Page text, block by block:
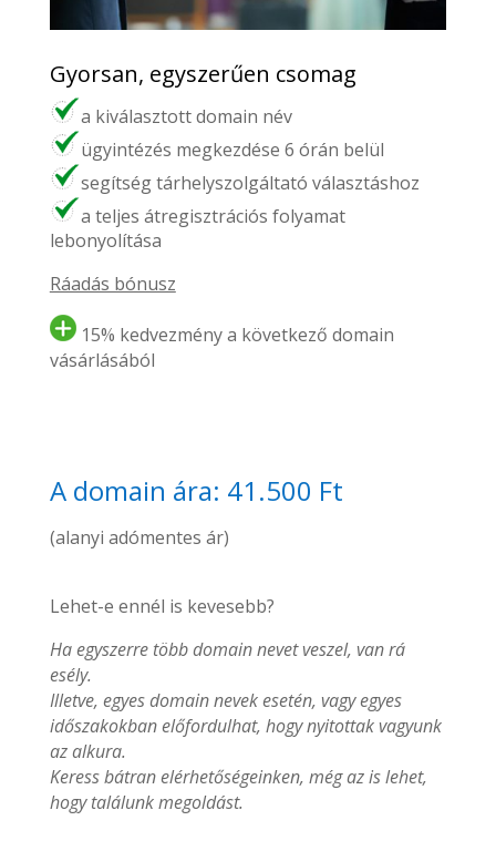
Gyorsan, egyszerűen csomag
a kiválasztott domain név
ügyintézés megkezdése 6 órán belül
segítség tárhelyszolgáltató választáshoz
a teljes átregisztrációs folyamat
lebonyolítása
Ráadás bónusz
15% kedvezmény a következő domain
vásárlásából
A domain ára: 41.500 Ft
(alanyi adómentes ár)
Lehet-e ennél is kevesebb?
Ha egyszerre több domain nevet veszel, van rá
esély.
Illetve, egyes domain nevek esetén, vagy egyes
időszakokban előfordulhat, hogy nyitottak vagyunk
az alkura.
Keress bátran elérhetőségeinken, még az is lehet,
hogy találunk megoldást.